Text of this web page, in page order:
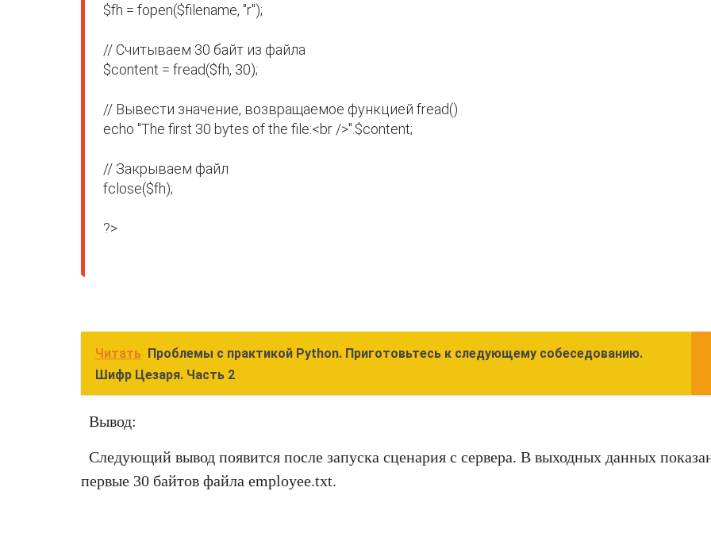
$fh = fopen($filename, "r");
// Считываем 30 байт из файла
$content = fread($fh, 30);
// Вывести значение, возвращаемое функцией fread()
echo "The first 30 bytes of the file:<br />".$content;
// Закрываем файл
fclose($fh);
?>
Читать Проблемы с практикой Python. Приготовьтесь к следующему собеседованию.
Шифр Цезаря. Часть 2
Вывод:
Следующий вывод появится после запуска сценария с сервера. В выходных данных
первые 30 байтов файла employee.txt.